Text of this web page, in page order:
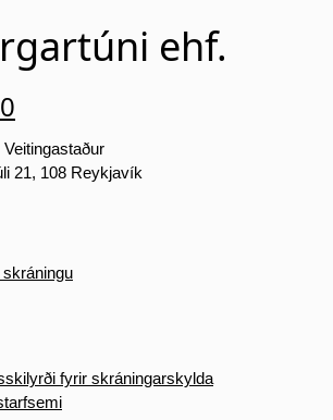
ehf.
Veitingastaður
21, 108 Reykjavík
fyrir skráningarskylda